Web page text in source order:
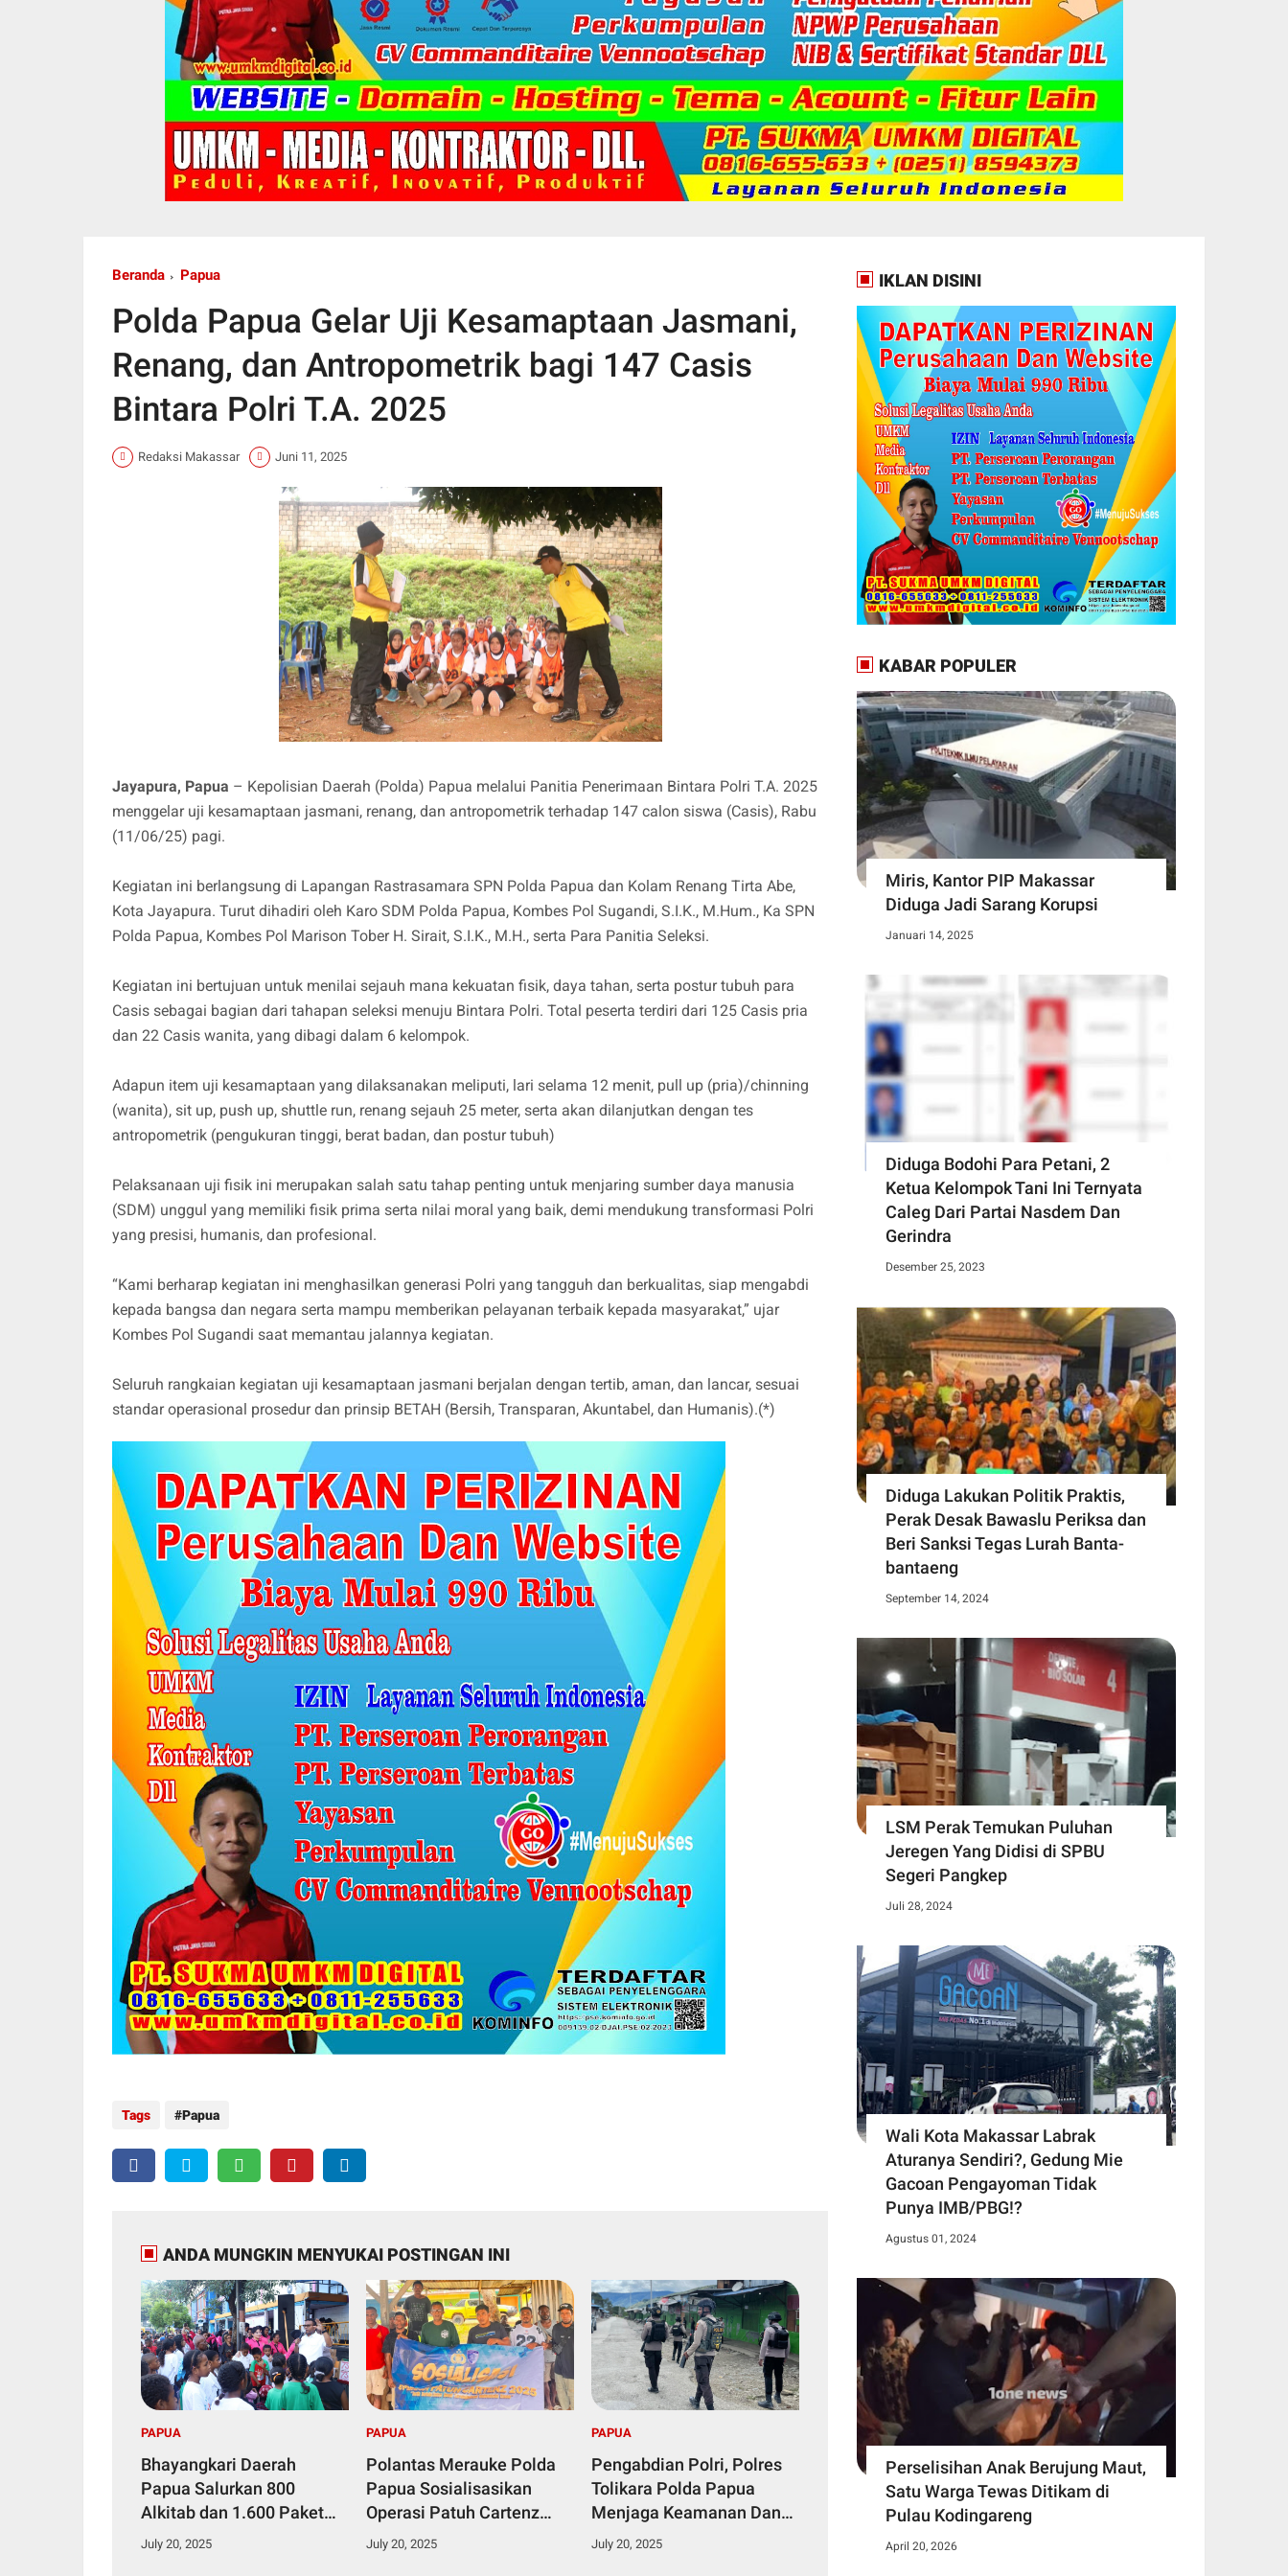
Beranda Papua
Polda Papua Gelar Uji Kesamaptaan Jasmani,
Renang, dan Antropometrik bagi 147 Casis
Bintara Polri T.A. 2025
Redaksi Makassar Juni 11, 2025
Jayapura, Papua – Kepolisian Daerah (Polda) Papua melalui Panitia Penerimaan Bintara Polri T.A. 2025
menggelar uji kesamaptaan jasmani, renang, dan antropometrik terhadap 147 calon siswa (Casis), Rabu
(11/06/25) pagi.
Kegiatan ini berlangsung di Lapangan Rastrasamara SPN Polda Papua dan Kolam Renang Tirta Abe,
Kota Jayapura. Turut dihadiri oleh Karo SDM Polda Papua, Kombes Pol Sugandi, S.I.K., M.Hum., Ka SPN
Polda Papua, Kombes Pol Marison Tober H. Sirait, S.I.K., M.H., serta Para Panitia Seleksi.
Kegiatan ini bertujuan untuk menilai sejauh mana kekuatan fisik, daya tahan, serta postur tubuh para
Casis sebagai bagian dari tahapan seleksi menuju Bintara Polri. Total peserta terdiri dari 125 Casis pria
dan 22 Casis wanita, yang dibagi dalam 6 kelompok.
Adapun item uji kesamaptaan yang dilaksanakan meliputi, lari selama 12 menit, pull up (pria)/chinning
(wanita), sit up, push up, shuttle run, renang sejauh 25 meter, serta akan dilanjutkan dengan tes
antropometrik (pengukuran tinggi, berat badan, dan postur tubuh)
Pelaksanaan uji fisik ini merupakan salah satu tahap penting untuk menjaring sumber daya manusia
(SDM) unggul yang memiliki fisik prima serta nilai moral yang baik, demi mendukung transformasi Polri
yang presisi, humanis, dan profesional.
“Kami berharap kegiatan ini menghasilkan generasi Polri yang tangguh dan berkualitas, siap mengabdi
kepada bangsa dan negara serta mampu memberikan pelayanan terbaik kepada masyarakat,” ujar
Kombes Pol Sugandi saat memantau jalannya kegiatan.
Seluruh rangkaian kegiatan uji kesamaptaan jasmani berjalan dengan tertib, aman, dan lancar, sesuai
standar operasional prosedur dan prinsip BETAH (Bersih, Transparan, Akuntabel, dan Humanis).(*)
Tags Papua
ANDA MUNGKIN MENYUKAI POSTINGAN INI
PAPUA
Bhayangkari Daerah
Papua Salurkan 800
Alkitab dan 1.600 Paket
Makanan Bergizi dalam
July 20, 2025
PAPUA
Polantas Merauke Polda
Papua Sosialisasikan
Operasi Patuh Cartenz
2025, Keselamatan
July 20, 2025
PAPUA
Pengabdian Polri, Polres
Tolikara Polda Papua
Menjaga Keamanan Dan
Kenyamanan Masyarakat
July 20, 2025
IKLAN DISINI
KABAR POPULER
Miris, Kantor PIP Makassar
Diduga Jadi Sarang Korupsi
Januari 14, 2025
Diduga Bodohi Para Petani, 2
Ketua Kelompok Tani Ini Ternyata
Caleg Dari Partai Nasdem Dan
Gerindra
Desember 25, 2023
Diduga Lakukan Politik Praktis,
Perak Desak Bawaslu Periksa dan
Beri Sanksi Tegas Lurah Banta-
bantaeng
September 14, 2024
LSM Perak Temukan Puluhan
Jeregen Yang Didisi di SPBU
Segeri Pangkep
Juli 28, 2024
Wali Kota Makassar Labrak
Aturanya Sendiri?, Gedung Mie
Gacoan Pengayoman Tidak
Punya IMB/PBG!?
Agustus 01, 2024
Perselisihan Anak Berujung Maut,
Satu Warga Tewas Ditikam di
Pulau Kodingareng
April 20, 2026